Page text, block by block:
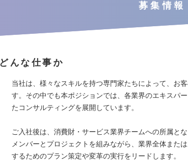
募集情報
どんな仕事か
当社は、様々なスキルを持つ専門家たちによって、お
す。その中でも本ポジションでは、各業界のエキスパ
たコンサルティングを展開しています。
ご入社後は、消費財・サービス業界チームへの所属と
メンバーとプロジェクトを組みながら、業界全体また
するためのプラン策定や変革の実行をリードします。